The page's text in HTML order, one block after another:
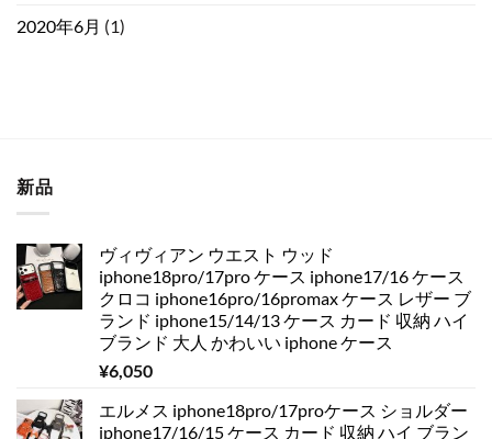
2020年6月 (1)
新品
ヴィヴィアン ウエスト ウッド
iphone18pro/17pro ケース iphone17/16 ケース
クロコ iphone16pro/16promax ケース レザー ブ
ランド iphone15/14/13 ケース カード 収納 ハイ
ブランド 大人 かわいい iphone ケース
¥6,050
エルメス iphone18pro/17proケース ショルダー
iphone17/16/15 ケース カード 収納 ハイ ブラン